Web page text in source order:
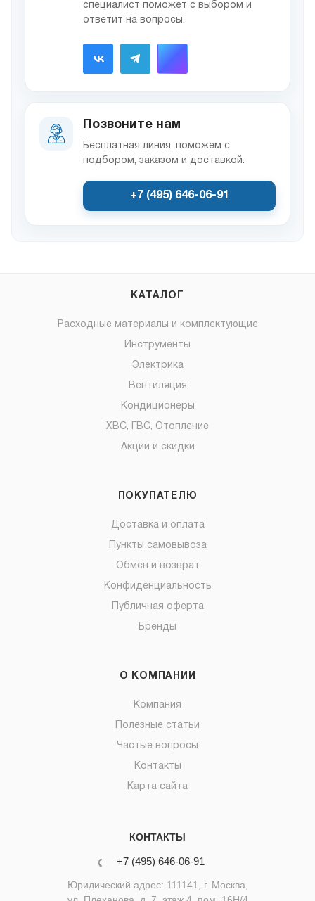
специалист поможет с выбором и
ответит на вопросы.
Позвоните нам
Бесплатная линия: поможем с
подбором, заказом и доставкой.
+7 (495) 646-06-91
КАТАЛОГ
Расходные материалы и комплектующие
Инструменты
Электрика
Вентиляция
Кондиционеры
ХВС, ГВС, Отопление
Акции и скидки
ПОКУПАТЕЛЮ
Доставка и оплата
Пункты самовывоза
Обмен и возврат
Конфиденциальность
Публичная оферта
Бренды
О КОМПАНИИ
Компания
Полезные статьи
Частые вопросы
Контакты
Карта сайта
КОНТАКТЫ
+7 (495) 646-06-91
Юридический адрес: 111141, г. Москва,